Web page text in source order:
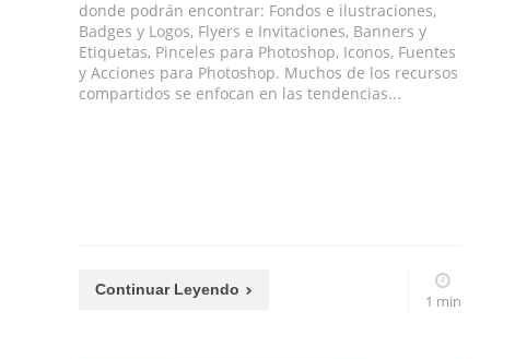
donde podrán encontrar: Fondos e ilustraciones,
Badges y Logos, Flyers e Invitaciones, Banners y
Etiquetas, Pinceles para Photoshop, Iconos, Fuentes
y Acciones para Photoshop. Muchos de los recursos
compartidos se enfocan en las tendencias...
Continuar Leyendo
1 min